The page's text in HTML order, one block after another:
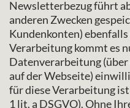
Newsletterbezug führt
anderen Zwecken
Kundenkonten)
Verarbeitung kommt es
Datenverarbeitung
auf der Webseite)
für diese Verarbeitung
1 lit. a DSGVO). Ohne